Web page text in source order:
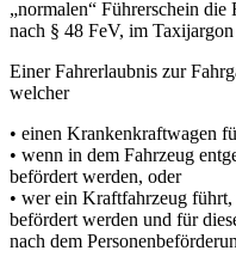
„normalen“ Führerschein
nach § 48 FeV, im
Einer Fahrerlaubnis zur
welcher
• einen Krankenkraftwagen
• wenn in dem Fahrzeug
befördert werden, oder
• wer ein Kraftfahrzeug
befördert werden und für
nach dem